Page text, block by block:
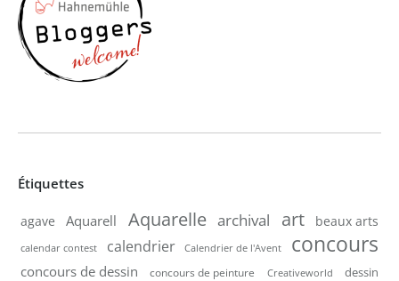
Étiquettes
agave Aquarell Aquarelle archival art beaux arts
calendar contest calendrier Calendrier de l'Avent concours
concours de dessin concours de peinture Creativeworld dessin